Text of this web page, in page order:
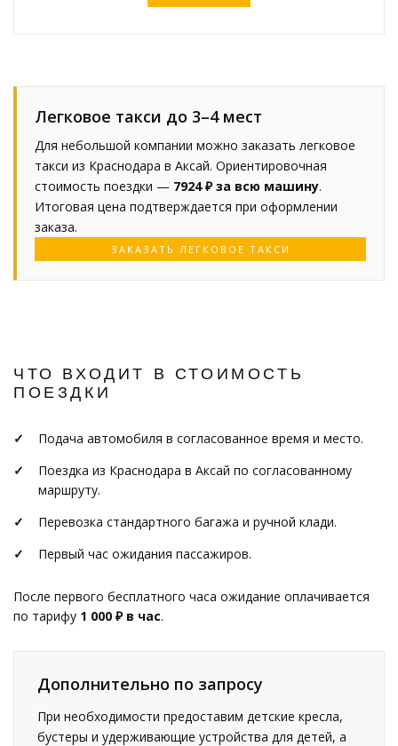
Легковое такси до 3–4 мест
Для небольшой компании можно заказать легковое
такси из Краснодара в Аксай. Ориентировочная
стоимость поездки — 7924 ₽ за всю машину.
Итоговая цена подтверждается при оформлении
заказа.
ЗАКАЗАТЬ ЛЕГКОВОЕ ТАКСИ
ЧТО ВХОДИТ В СТОИМОСТЬ
ПОЕЗДКИ
Подача автомобиля в согласованное время и место.
Поездка из Краснодара в Аксай по согласованному
маршруту.
Перевозка стандартного багажа и ручной клади.
Первый час ожидания пассажиров.
После первого бесплатного часа ожидание оплачивается
по тарифу 1 000 ₽ в час.
Дополнительно по запросу
При необходимости предоставим детские кресла,
бустеры и удерживающие устройства для детей, а